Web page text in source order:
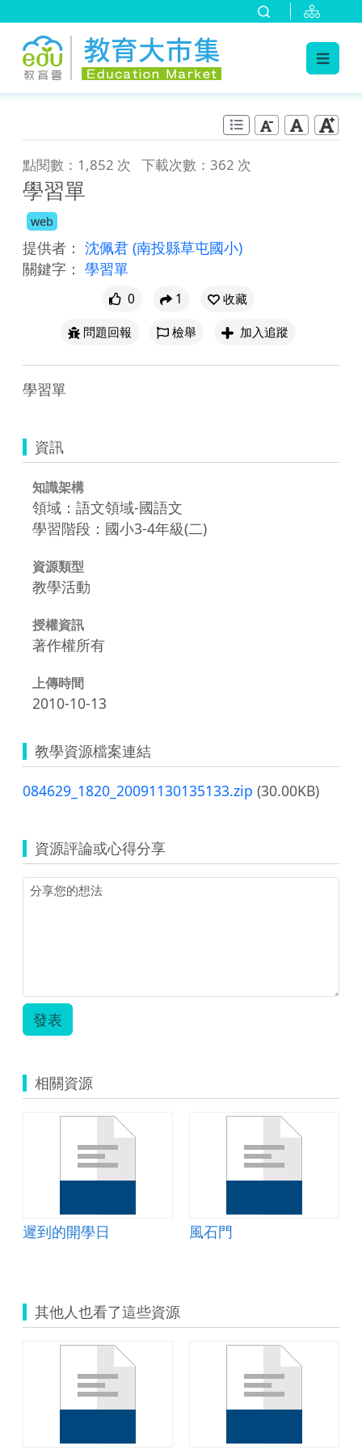
點閱數：1,852 次 下載次數：362 次
學習單
web
提供者： 沈佩君 (南投縣草屯國小)
關鍵字： 學習單
0 1
收藏
問題回報
檢舉 加入追蹤
學習單
資訊
知識架構
領域：語文領域-國語文
學習階段：國小3-4年級(二)
資源類型
教學活動
授權資訊
著作權所有
上傳時間
2010-10-13
教學資源檔案連結
084629_1820_20091130135133.zip (30.00KB)
資源評論或心得分享
發表
相關資源
遲到的開學日 風石門
其他人也看了這些資源